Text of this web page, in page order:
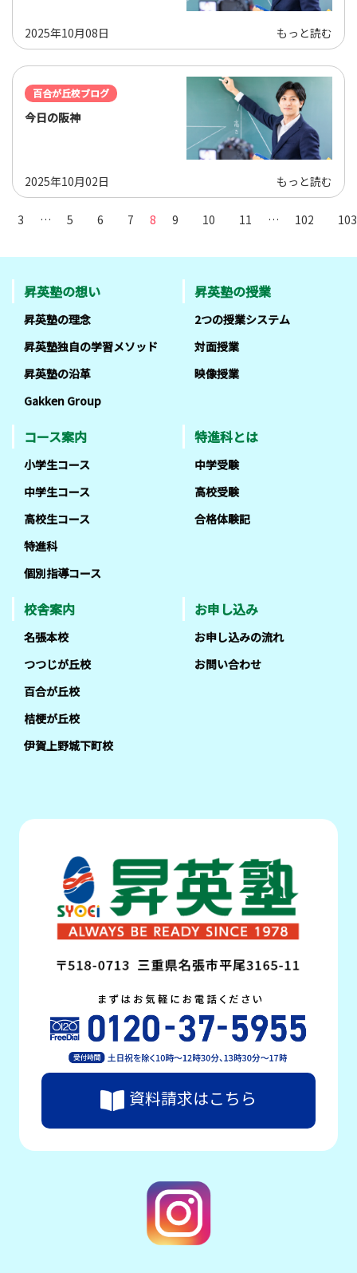
2025年10月08日 もっと読む
百合が丘校ブログ
今日の阪神
2025年10月02日 もっと読む
3 … 5 6 7 8 9 10 11 … 102 103
昇英塾の想い
昇英塾の理念
昇英塾独自の学習メソッド
昇英塾の沿革
Gakken Group
昇英塾の授業
2つの授業システム
対面授業
映像授業
コース案内
小学生コース
中学生コース
高校生コース
特進科
個別指導コース
特進科とは
中学受験
高校受験
合格体験記
校舎案内
名張本校
つつじが丘校
百合が丘校
桔梗が丘校
伊賀上野城下町校
お申し込み
お申し込みの流れ
お問い合わせ
資料請求はこちら